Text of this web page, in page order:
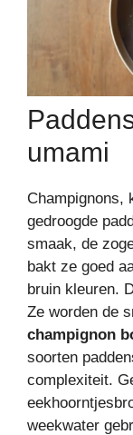
umami
Champignons,
gedroogde
smaak, de
bakt ze goed
bruin kleuren.
Ze worden de
champignon
soorten
complexiteit.
weekwater